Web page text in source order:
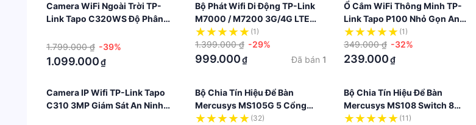
Camera WiFi Ngoài Trời TP-
Link Tapo C320WS Độ Phân
1.799.000 ₫ -39%
1.099.000₫
Bộ Phát Wifi Di Động TP-Link
M7000 / M7200 3G/4G LTE
150Mbps Pin Sạc 2000mAh
(1)
1.399.000 ₫ -29%
999.000₫ Đã bán 1
Ổ Cắm WiFi Thông Minh TP-
Link Tapo P100 Nhỏ Gọn An
Toàn
(1)
349.000 ₫ -32%
239.000₫
Camera IP Wifi TP-Link Tapo
C310 3MP Giám Sát An Ninh
Bộ Chia Tín Hiệu Để Bàn
Mercusys MS105G 5 Cổng
Switch Port 10/100/1000 Mbps
(32)
Bộ Chia Tín Hiệu Để Bàn
Mercusys MS108 Switch 8
Cổng 10/100Mbps
(11)